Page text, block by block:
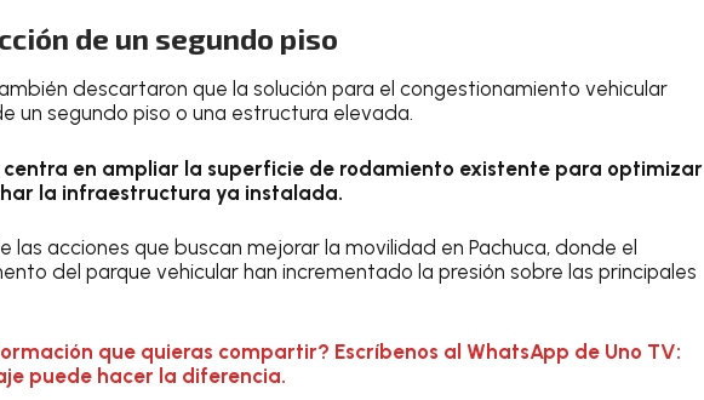
de un segundo piso
descartaron que la solución para el congestionamiento vehicular
un segundo piso o una estructura elevada.
en ampliar la superficie de rodamiento existente para optimizar
la infraestructura ya instalada.
acciones que buscan mejorar la movilidad en Pachuca, donde el
del parque vehicular han incrementado la presión sobre las principales
que quieras compartir? Escríbenos al WhatsApp de Uno TV:
puede hacer la diferencia.